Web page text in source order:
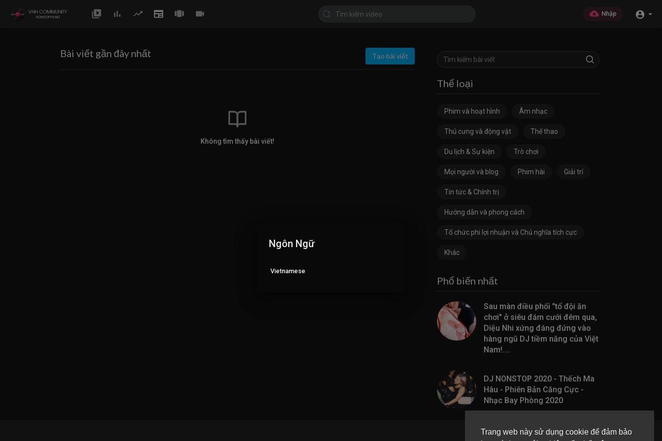
Trang web này sử dụng cookie để đảm bảo
Nhập
Bài viết gần đây nhất Tạo bài viết
Không tìm thấy bài viết!
Thể loại
Phim và hoạt hình Âm nhạc
Thú cưng và động vật Thể thao
Du lịch & Sự kiện Trò chơi
Mọi người và blog Phim hài Giải trí
Tin tức & Chính trị
Hướng dẫn và phong cách
Tổ chức phi lợi nhuận và Chủ nghĩa tích cực
Khác
Phổ biến nhất
Sau màn điều phối "tổ đội ăn
chơi" ở siêu đám cưới đêm qua,
Diệu Nhi xứng đáng đứng vào
hàng ngũ DJ tiềm năng của Việt
Nam!....
DJ NONSTOP 2020 - Thếch Ma
Hâu - Phiên Bản Căng Cực -
Nhạc Bay Phòng 2020
Ngôn Ngữ
Vietnamese